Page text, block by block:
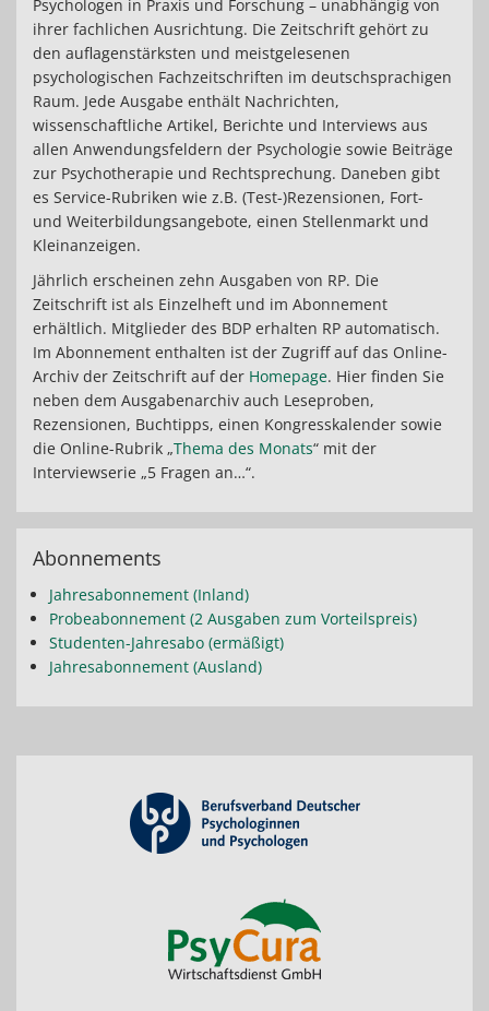
Psychologen in Praxis und Forschung – unabhängig von
ihrer fachlichen Ausrichtung. Die Zeitschrift gehört zu
den auflagenstärksten und meistgelesenen
psychologischen Fachzeitschriften im deutschsprachigen
Raum. Jede Ausgabe enthält Nachrichten,
wissenschaftliche Artikel, Berichte und Interviews aus
allen Anwendungsfeldern der Psychologie sowie Beiträge
zur Psychotherapie und Rechtsprechung. Daneben gibt
es Service-Rubriken wie z.B. (Test-)Rezensionen, Fort-
und Weiterbildungsangebote, einen Stellenmarkt und
Kleinanzeigen.
Jährlich erscheinen zehn Ausgaben von RP. Die
Zeitschrift ist als Einzelheft und im Abonnement
erhältlich. Mitglieder des BDP erhalten RP automatisch.
Im Abonnement enthalten ist der Zugriff auf das Online-
Archiv der Zeitschrift auf der Homepage. Hier finden Sie
neben dem Ausgabenarchiv auch Leseproben,
Rezensionen, Buchtipps, einen Kongresskalender sowie
die Online-Rubrik „Thema des Monats“ mit der
Interviewserie „5 Fragen an…“.
Abonnements
Jahresabonnement (Inland)
Probeabonnement (2 Ausgaben zum Vorteilspreis)
Studenten-Jahresabo (ermäßigt)
Jahresabonnement (Ausland)